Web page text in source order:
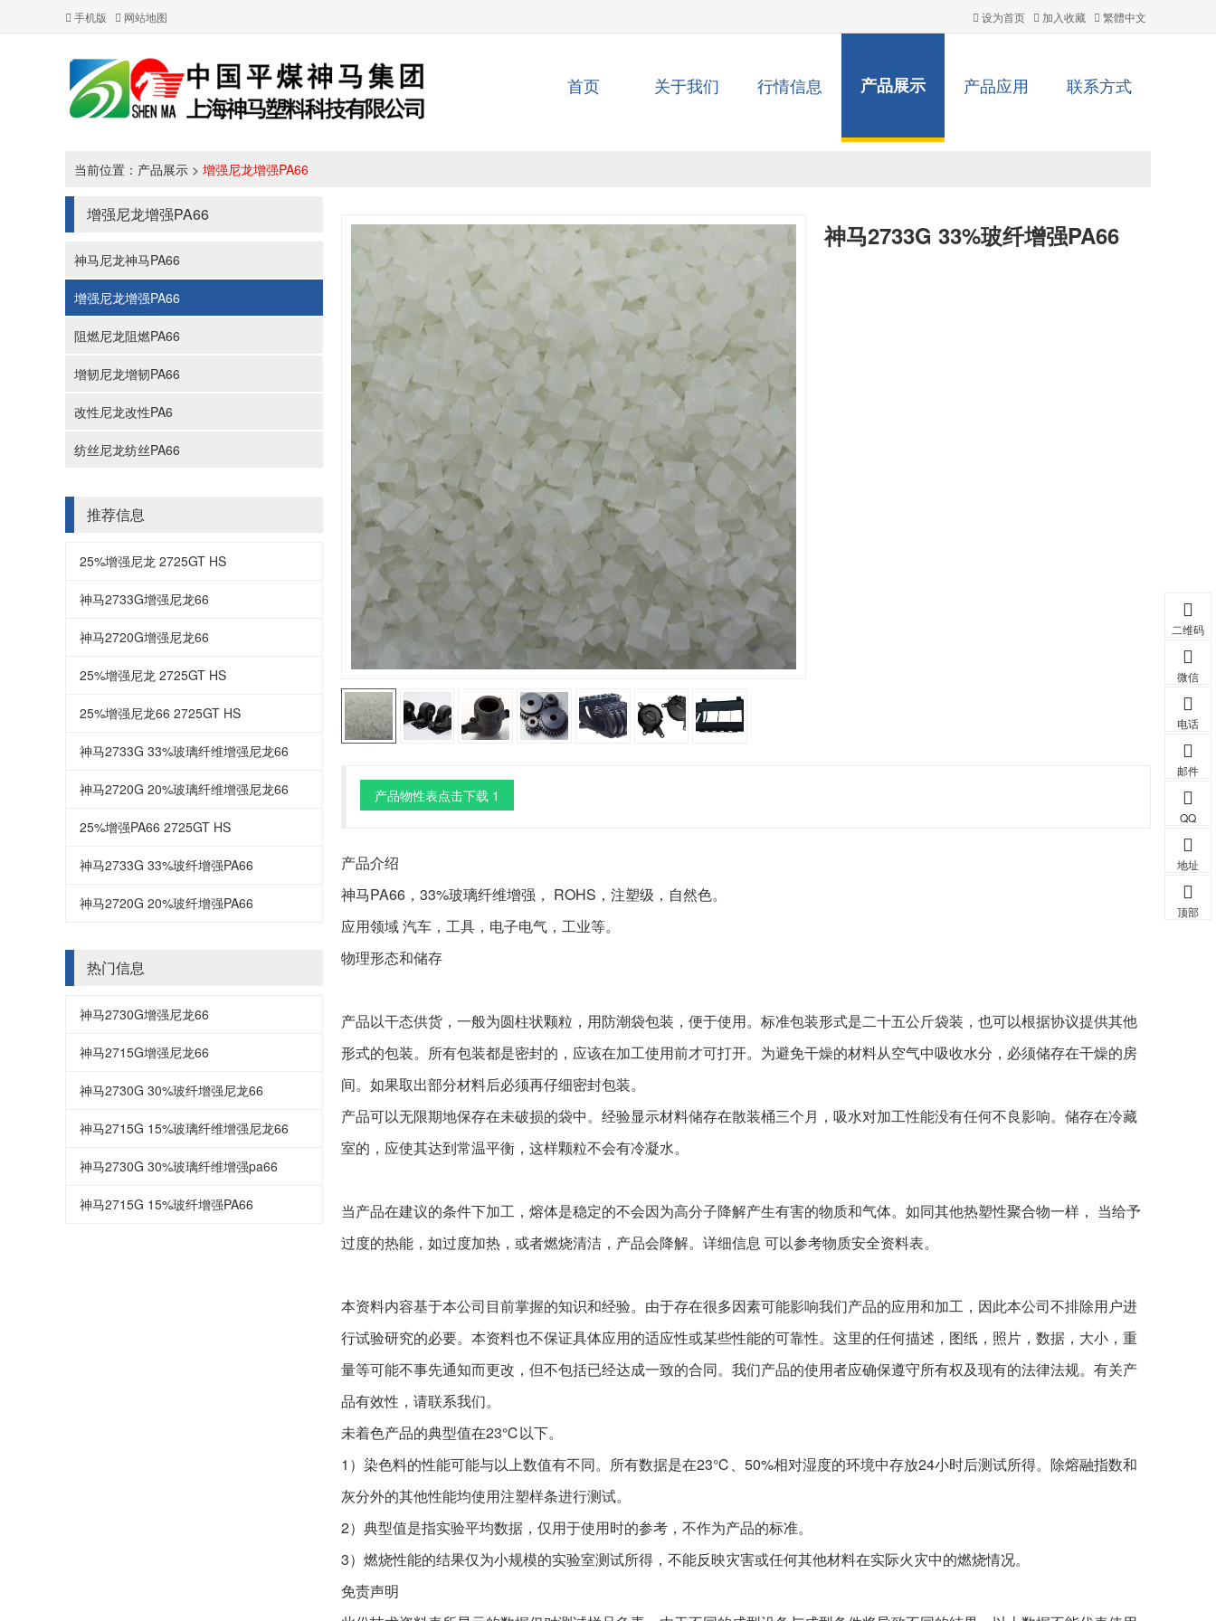
手机版 网站地图 设为首页 加入收藏 繁體中文
联系方式
产品应用
产品展示
行情信息
关于我们
首页
当前位置： 产品展示 > 增强尼龙增强PA66
增强尼龙增强PA66
神马尼龙神马PA66
增强尼龙增强PA66
阻燃尼龙阻燃PA66
增韧尼龙增韧PA66
改性尼龙改性PA6
纺丝尼龙纺丝PA66
推荐信息
25%增强尼龙 2725GT HS
神马2733G增强尼龙66
神马2720G增强尼龙66
25%增强尼龙 2725GT HS
25%增强尼龙66 2725GT HS
神马2733G 33%玻璃纤维增强尼龙66
神马2720G 20%玻璃纤维增强尼龙66
25%增强PA66 2725GT HS
神马2733G 33%玻纤增强PA66
神马2720G 20%玻纤增强PA66
热门信息
神马2730G增强尼龙66
神马2715G增强尼龙66
神马2730G 30%玻纤增强尼龙66
神马2715G 15%玻璃纤维增强尼龙66
神马2730G 30%玻璃纤维增强pa66
神马2715G 15%玻纤增强PA66
神马2733G 33%玻纤增强PA66
产品物性表点击下载 1
产品介绍
神马PA66，33%玻璃纤维增强， ROHS，注塑级，自然色。
应用领域 汽车，工具，电子电气，工业等。
物理形态和储存
产品以干态供货，一般为圆柱状颗粒，用防潮袋包装，便于使用。标准包装形式是二十五公斤袋装，也可以根据协议提供其他
形式的包装。所有包装都是密封的，应该在加工使用前才可打开。为避免干燥的材料从空气中吸收水分，必须储存在干燥的房
间。如果取出部分材料后必须再仔细密封包装。
产品可以无限期地保存在未破损的袋中。经验显示材料储存在散装桶三个月，吸水对加工性能没有任何不良影响。储存在冷藏
室的，应使其达到常温平衡，这样颗粒不会有冷凝水。
当产品在建议的条件下加工，熔体是稳定的不会因为高分子降解产生有害的物质和气体。如同其他热塑性聚合物一样， 当给予
过度的热能，如过度加热，或者燃烧清洁，产品会降解。详细信息 可以参考物质安全资料表。
本资料内容基于本公司目前掌握的知识和经验。由于存在很多因素可能影响我们产品的应用和加工，因此本公司不排除用户进
行试验研究的必要。本资料也不保证具体应用的适应性或某些性能的可靠性。这里的任何描述，图纸，照片，数据，大小，重
量等可能不事先通知而更改，但不包括已经达成一致的合同。我们产品的使用者应确保遵守所有权及现有的法律法规。有关产
品有效性，请联系我们。
未着色产品的典型值在23℃以下。
1）染色料的性能可能与以上数值有不同。所有数据是在23℃、50%相对湿度的环境中存放24小时后测试所得。除熔融指数和
灰分外的其他性能均使用注塑样条进行测试。
2）典型值是指实验平均数据，仅用于使用时的参考，不作为产品的标准。
3）燃烧性能的结果仅为小规模的实验室测试所得，不能反映灾害或任何其他材料在实际火灾中的燃烧情况。
免责声明
二维码
微信
电话
邮件
QQ
地址
顶部